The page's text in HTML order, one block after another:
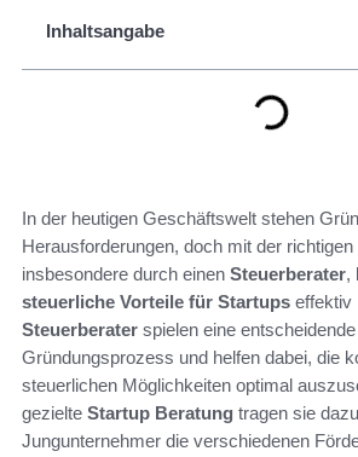
Inhaltsangabe
In der heutigen Geschäftswelt stehen
Herausforderungen, doch mit der
insbesondere durch einen Steuerberater,
steuerliche Vorteile für Startups effektiv
Steuerberater spielen eine
Gründungsprozess und helfen dabei, die
steuerlichen Möglichkeiten optimal
gezielte Startup Beratung tragen sie
Jungunternehmer die verschiedenen